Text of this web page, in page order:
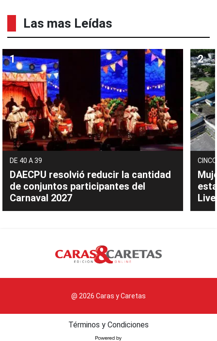
Las mas Leídas
DE 40 A 39
DAECPU resolvió reducir la cantidad
de conjuntos participantes del
Carnaval 2027
@ 2026 Caras y Caretas
Términos y Condiciones